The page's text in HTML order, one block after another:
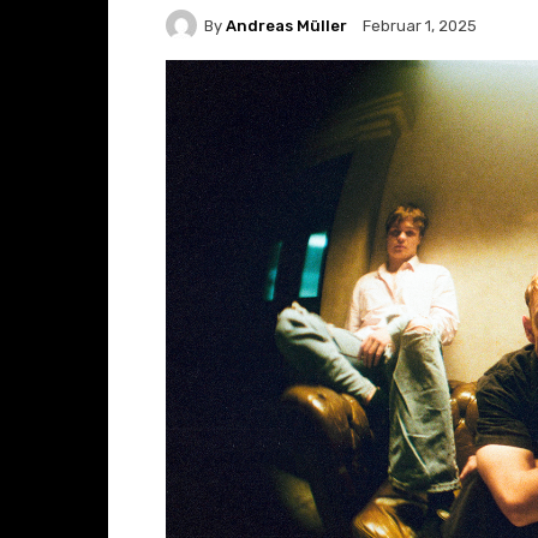
By Andreas Müller Februar 1, 2025